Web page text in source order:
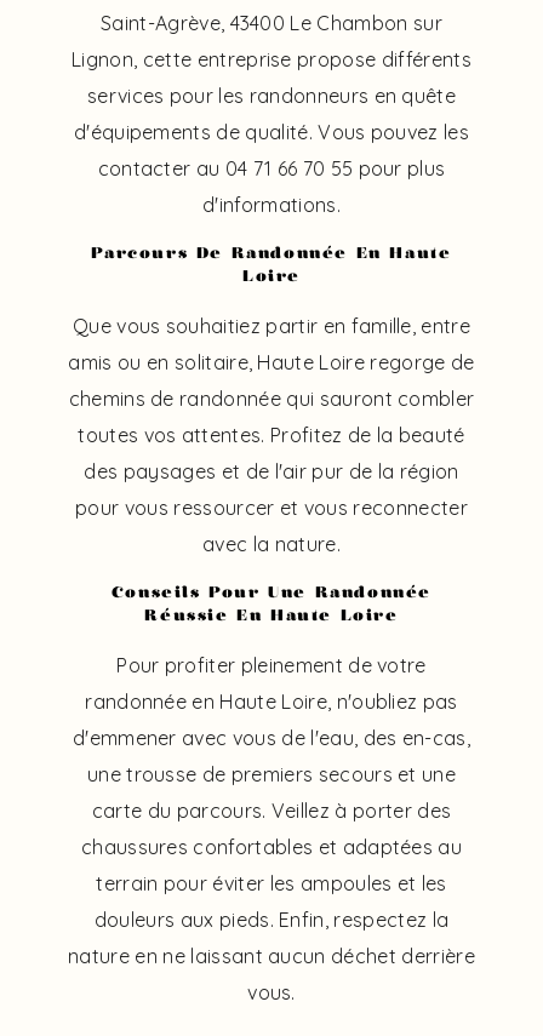
Saint-Agrève, 43400 Le Chambon sur
Lignon, cette entreprise propose différents
services pour les randonneurs en quête
d'équipements de qualité. Vous pouvez les
contacter au 04 71 66 70 55 pour plus
d'informations.
Parcours De Randonnée En Haute
Loire
Que vous souhaitiez partir en famille, entre
amis ou en solitaire, Haute Loire regorge de
chemins de randonnée qui sauront combler
toutes vos attentes. Profitez de la beauté
des paysages et de l'air pur de la région
pour vous ressourcer et vous reconnecter
avec la nature.
Conseils Pour Une Randonnée
Réussie En Haute Loire
Pour profiter pleinement de votre
randonnée en Haute Loire, n'oubliez pas
d'emmener avec vous de l'eau, des en-cas,
une trousse de premiers secours et une
carte du parcours. Veillez à porter des
chaussures confortables et adaptées au
terrain pour éviter les ampoules et les
douleurs aux pieds. Enfin, respectez la
nature en ne laissant aucun déchet derrière
vous.